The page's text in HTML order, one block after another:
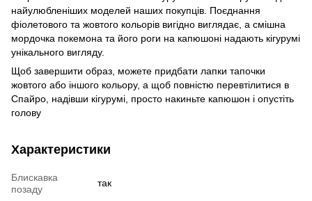
найулюбленіших моделей наших покупців. Поєднання
фіолетового та жовтого кольорів вигідно виглядає, а смішна
мордочка покемона та його роги на капюшоні надають кігурумі
унікального вигляду.
Щоб завершити образ, можете придбати лапки тапочки
жовтого або іншого кольору, а щоб повністю перевтілитися в
Спайро, надівши кігурумі, просто накиньте капюшон і опустіть
голову
Характеристики
Блискавка
позаду
так